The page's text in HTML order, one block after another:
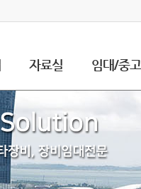
자료실 임대/중고